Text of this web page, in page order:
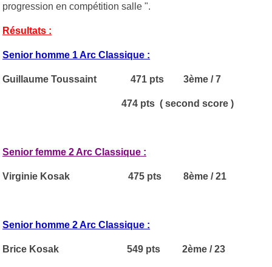
progression en compétition salle ".
Résultats :
Senior homme 1 Arc Classique :
Guillaume Toussaint 471 pts 3ème / 7
474 pts ( second score )
Senior femme 2 Arc Classique :
Virginie Kosak 475 pts 8ème / 21
Senior homme 2 Arc Classique :
Brice Kosak 549 pts 2ème / 23